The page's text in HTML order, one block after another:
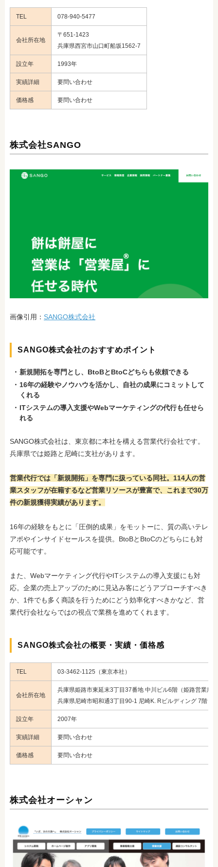
TEL 078-940-5477
会社所在地
〒651-1423
兵庫県西宮市山口町船坂1562-7
設立年 1993年
実績詳細 要問い合わせ
価格感 要問い合わせ
株式会社SANGO
画像引用： SANGO株式会社
SANGO株式会社のおすすめポイント
新規開拓を専門とし、BtoBとBtoCどちらも依頼できる
16年の経験やノウハウを活かし、自社の成果にコミットして
くれる
ITシステムの導入支援やWebマーケティングの代行も任せら
れる
SANGO株式会社は、東京都に本社を構える営業代行会社です。
兵庫県では姫路と尼崎に支社があります。
営業代行では「新規開拓」を専門に扱っている同社。114人の営
業スタッフが在籍するなど営業リソースが豊富で、これまで30万
件の新規獲得実績があります。
16年の経験をもとに「圧倒的成果」をモットーに、質の高いテレ
アポやインサイドセールスを提供。BtoBとBtoCのどちらにも対
応可能です。
また、Webマーケティング代行やITシステムの導入支援にも対
応。企業の売上アップのために見込み客にどうアプローチすべき
か、1件でも多く商談を行うためにどう効率化すべきかなど、営
業代行会社ならではの視点で業務を進めてくれます。
SANGO株式会社の概要・実績・価格感
TEL 03-3462-1125（東京本社）
会社所在地
兵庫県姫路市東延末3丁目37番地 中川ビル6階（姫路営業所）
兵庫県尼崎市昭和通3丁目90-1 尼崎K. Rビルディング 7階（
設立年 2007年
実績詳細 要問い合わせ
価格感 要問い合わせ
株式会社オーシャン